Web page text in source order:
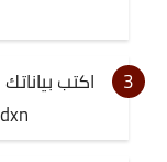
اكتب
dxn المانيا، ثم إنقر على إستمر.